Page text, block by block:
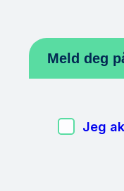
Jeg